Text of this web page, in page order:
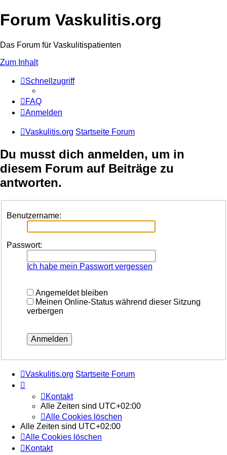
Forum Vaskulitis.org
Das Forum für Vaskulitispatienten
Zum Inhalt
Schnellzugriff
FAQ
Anmelden
Vaskulitis.org Startseite Forum
Du musst dich anmelden, um in
diesem Forum auf Beiträge zu
antworten.
Benutzername:
Passwort:
Ich habe mein Passwort vergessen
Angemeldet bleiben
Meinen Online-Status während dieser Sitzung
verbergen
Vaskulitis.org Startseite Forum
Kontakt
Alle Zeiten sind UTC+02:00
Alle Cookies löschen
Alle Zeiten sind UTC+02:00
Alle Cookies löschen
Kontakt